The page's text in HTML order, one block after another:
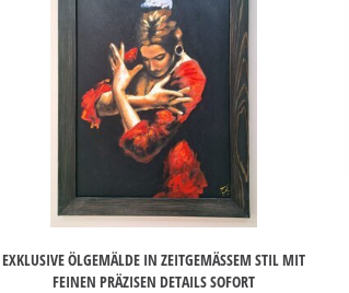
EXKLUSIVE ÖLGEMÄLDE IN ZEITGEMÄSSEM STIL MIT F
EINEN PRÄZISEN DETAILS SOFORT